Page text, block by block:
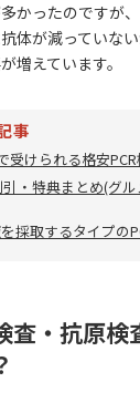
かったのですが
体が減っていな
増えています。
事
受けられる格安
引・特典まとめ(グ
採取するタイプの
査・抗原検